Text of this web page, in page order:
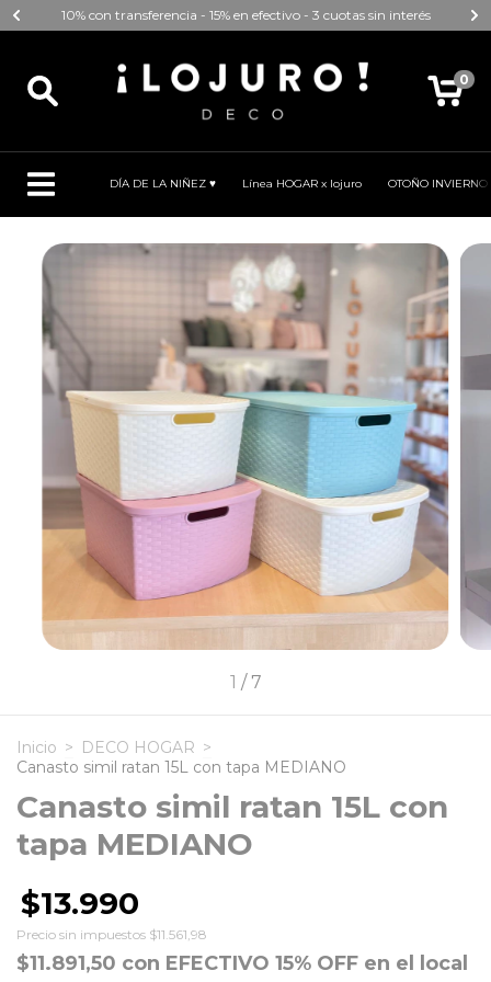
10% con transferencia - 15% en efectivo - 3 cuotas sin interés
0
DÍA DE LA NIÑEZ ♥ Línea HOGAR x lojuro OTOÑO INVIERNO
1 / 7
Inicio > DECO HOGAR >
Canasto simil ratan 15L con tapa MEDIANO
Canasto simil ratan 15L con
tapa MEDIANO
$13.990
Precio sin impuestos $11.561,98
$11.891,50 con EFECTIVO 15% OFF en el local